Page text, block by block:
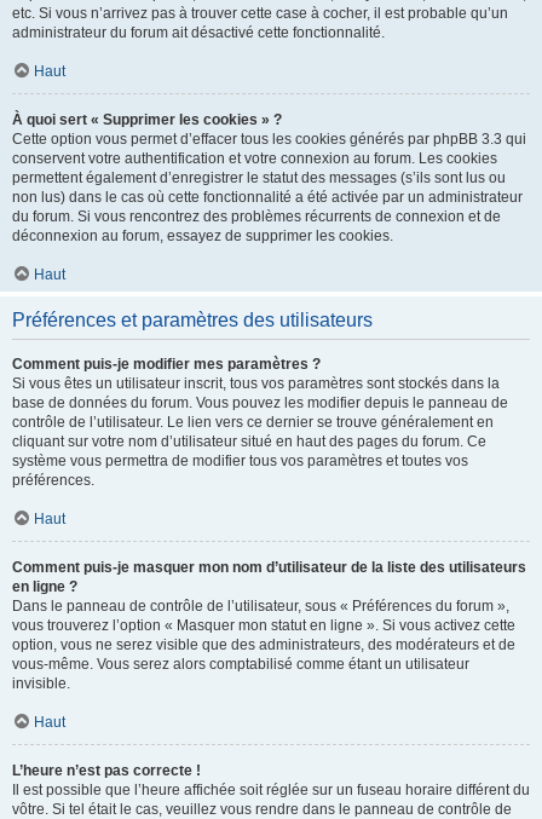
etc. Si vous n’arrivez pas à trouver cette case à cocher, il est probable qu’un
administrateur du forum ait désactivé cette fonctionnalité.
Haut
À quoi sert « Supprimer les cookies » ?
Cette option vous permet d’effacer tous les cookies générés par phpBB 3.3 qui
conservent votre authentification et votre connexion au forum. Les cookies
permettent également d’enregistrer le statut des messages (s’ils sont lus ou
non lus) dans le cas où cette fonctionnalité a été activée par un administrateur
du forum. Si vous rencontrez des problèmes récurrents de connexion et de
déconnexion au forum, essayez de supprimer les cookies.
Haut
Préférences et paramètres des utilisateurs
Comment puis-je modifier mes paramètres ?
Si vous êtes un utilisateur inscrit, tous vos paramètres sont stockés dans la
base de données du forum. Vous pouvez les modifier depuis le panneau de
contrôle de l’utilisateur. Le lien vers ce dernier se trouve généralement en
cliquant sur votre nom d’utilisateur situé en haut des pages du forum. Ce
système vous permettra de modifier tous vos paramètres et toutes vos
préférences.
Haut
Comment puis-je masquer mon nom d’utilisateur de la liste des utilisateurs
en ligne ?
Dans le panneau de contrôle de l’utilisateur, sous « Préférences du forum »,
vous trouverez l’option « Masquer mon statut en ligne ». Si vous activez cette
option, vous ne serez visible que des administrateurs, des modérateurs et de
vous-même. Vous serez alors comptabilisé comme étant un utilisateur
invisible.
Haut
L’heure n’est pas correcte !
Il est possible que l’heure affichée soit réglée sur un fuseau horaire différent du
vôtre. Si tel était le cas, veuillez vous rendre dans le panneau de contrôle de